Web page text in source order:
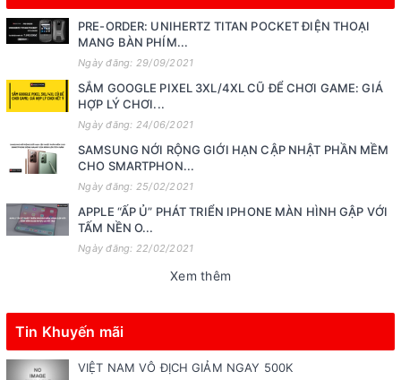
PRE-ORDER: UNIHERTZ TITAN POCKET ĐIỆN THOẠI
MANG BÀN PHÍM...
Ngày đăng: 29/09/2021
SẮM GOOGLE PIXEL 3XL/4XL CŨ ĐỂ CHƠI GAME: GIÁ
HỢP LÝ CHƠI...
Ngày đăng: 24/06/2021
SAMSUNG NỚI RỘNG GIỚI HẠN CẬP NHẬT PHẦN MỀM
CHO SMARTPHON...
Ngày đăng: 25/02/2021
APPLE “ẤP Ủ” PHÁT TRIỂN IPHONE MÀN HÌNH GẬP VỚI
TẤM NỀN O...
Ngày đăng: 22/02/2021
Xem thêm
Tin Khuyến mãi
VIỆT NAM VÔ ĐỊCH GIẢM NGAY 500K